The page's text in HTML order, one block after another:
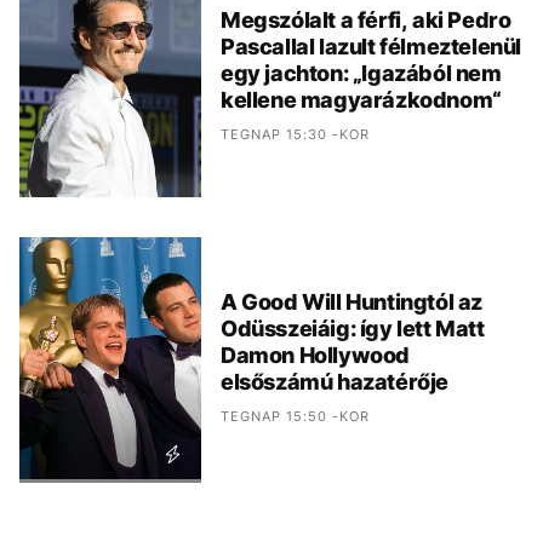
Megszólalt a férfi, aki Pedro
Pascallal lazult félmeztelenül
egy jachton: „Igazából nem
kellene magyarázkodnom“
TEGNAP 15:30 -KOR
A Good Will Huntingtól az
Odüsszeiáig: így lett Matt
Damon Hollywood
elsőszámú hazatérője
TEGNAP 15:50 -KOR